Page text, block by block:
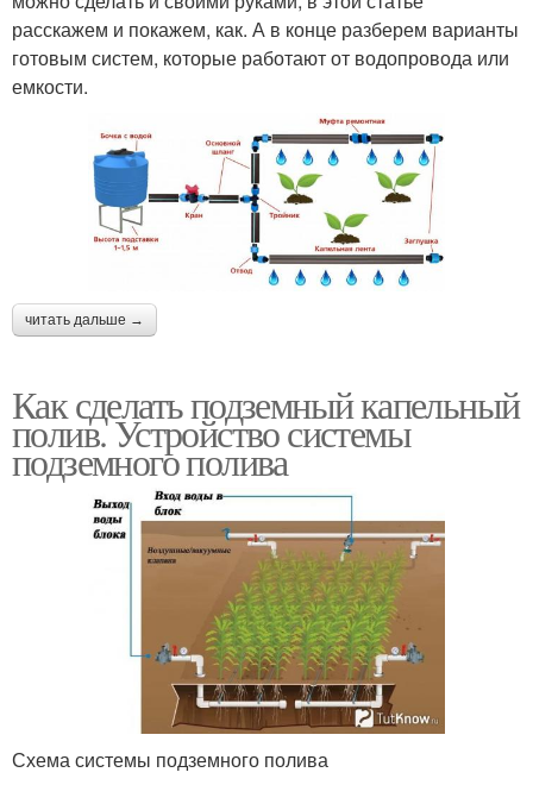
расскажем и покажем, как. А в конце разберем варианты
готовым систем, которые работают от водопровода или
емкости.
читать дальше →
Как сделать подземный капельный
полив. Устройство системы
подземного полива
Схема системы подземного полива